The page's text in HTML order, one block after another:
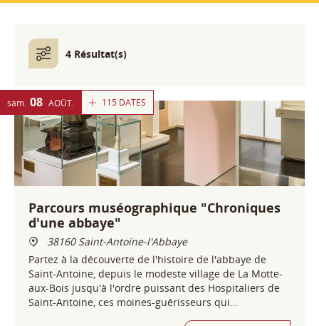
4 Résultat(s)
115 DATES
sam. 08 AOÛT
Parcours muséographique "Chroniques
d'une abbaye"
38160 Saint-Antoine-l'Abbaye
Partez à la découverte de l'histoire de l'abbaye de
Saint-Antoine, depuis le modeste village de La Motte-
aux-Bois jusqu'à l'ordre puissant des Hospitaliers de
Saint-Antoine, ces moines-guérisseurs qui